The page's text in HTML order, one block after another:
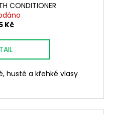
CONDITIONER
Kč
husté a křehké vlasy